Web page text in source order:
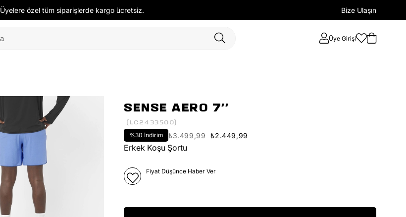
Üyelere özel tüm siparişlerde kargo ücretsiz. Bize Ulaşın
Üye Girişi
SENSE AERO 7''
(LC2433500)
%30 İndirim ₺3.499,99 ₺2.449,99
Erkek Koşu Şortu
Fiyat Düşünce Haber Ver